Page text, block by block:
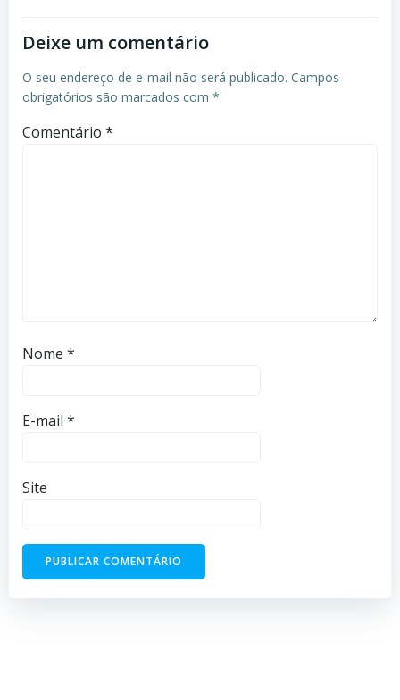
Deixe um comentário
O seu endereço de e-mail não será publicado. Campos
obrigatórios são marcados com *
Comentário *
Nome *
E-mail *
Site